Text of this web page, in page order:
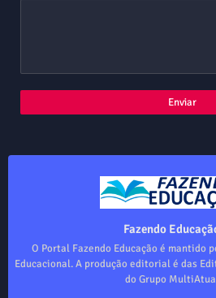
Fazendo
O Portal Fazendo Educação é mantido
Educacional. A produção editorial é das
do Grupo